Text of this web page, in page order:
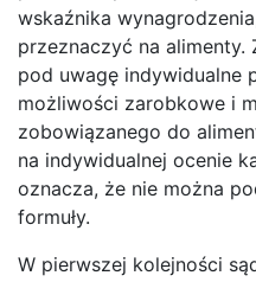
wskaźnika
przeznaczyć na alimenty.
pod uwagę indywidualne
możliwości zarobkowe i
zobowiązanego do
na indywidualnej ocenie
oznacza, że nie można
formuły.
W pierwszej kolejności